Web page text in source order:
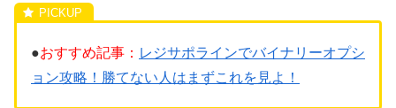
●おすすめ記事： レジサポラインでバイナリーオプシ
ョン攻略！勝てない人はまずこれを見よ！